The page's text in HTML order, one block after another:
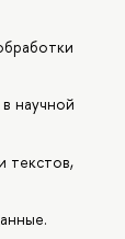
научной
текстов,